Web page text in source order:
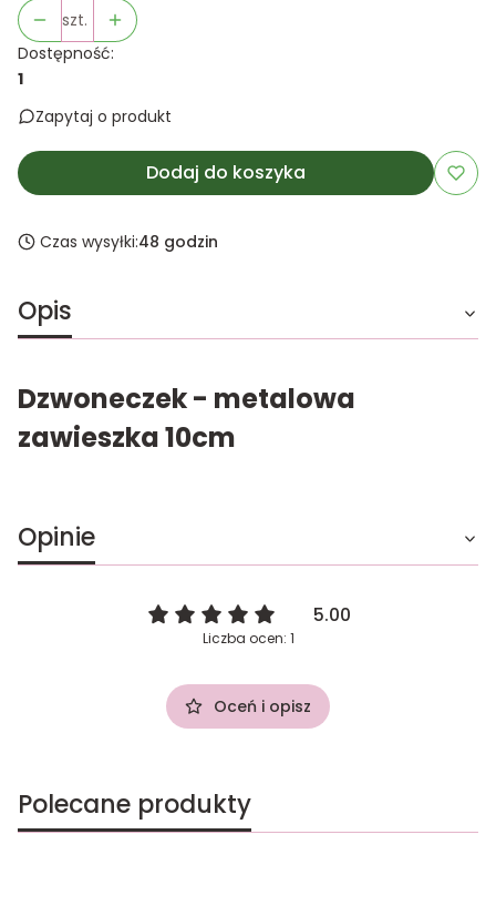
szt.
Dostępność:
1
Zapytaj o produkt
Dodaj do koszyka
Czas wysyłki:48 godzin
Opis
Dzwoneczek - metalowa
zawieszka 10cm
Opinie
5.00
Liczba ocen: 1
Oceń i opisz
Polecane produkty